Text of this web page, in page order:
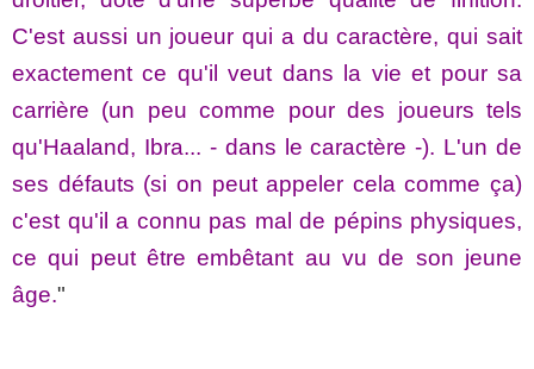
C'est aussi un joueur qui a du caractère, qui sait
exactement ce qu'il veut dans la vie et pour sa
carrière (un peu comme pour des joueurs tels
qu'Haaland, Ibra... - dans le caractère -). L'un de
ses défauts (si on peut appeler cela comme ça)
c'est qu'il a connu pas mal de pépins physiques,
ce qui peut être embêtant au vu de son jeune
âge."